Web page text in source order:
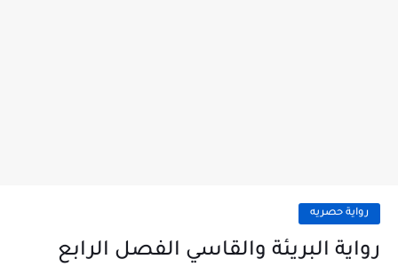
رواية حصريه
رواية البريئة والقاسي الفصل الرابع